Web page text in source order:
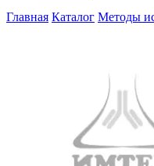
Главная Каталог Методы